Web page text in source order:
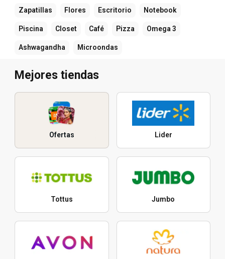
Zapatillas Flores Escritorio Notebook
Piscina Closet Café Pizza Omega 3
Ashwagandha Microondas
Mejores tiendas
Ofertas Lider
Tottus Jumbo